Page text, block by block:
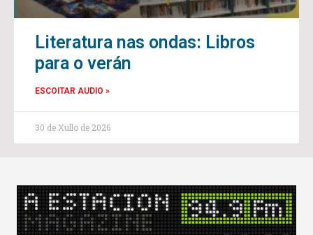
Literatura nas ondas: Libros
para o verán
ESCOITAR AUDIO »
30 de Xullo de 2026